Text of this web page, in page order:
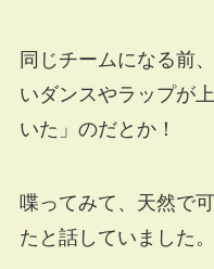
同じチームになる前
いダンスやラップが
いた」のだとか！
喋ってみて、天然で
たと話していました。